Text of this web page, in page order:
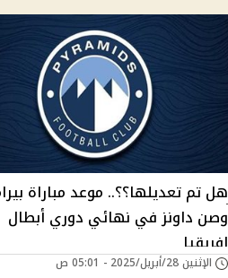
هل تم تعديلها؟؟.. موعد مباراة
وصن داونز في نهائي دوري أبطال
إفريقيا
الإثنين 28/أبريل/2025 - 05:01 ص